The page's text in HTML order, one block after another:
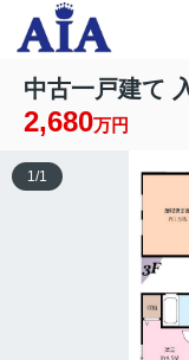
中古一戸建て
2,680万円
1/1